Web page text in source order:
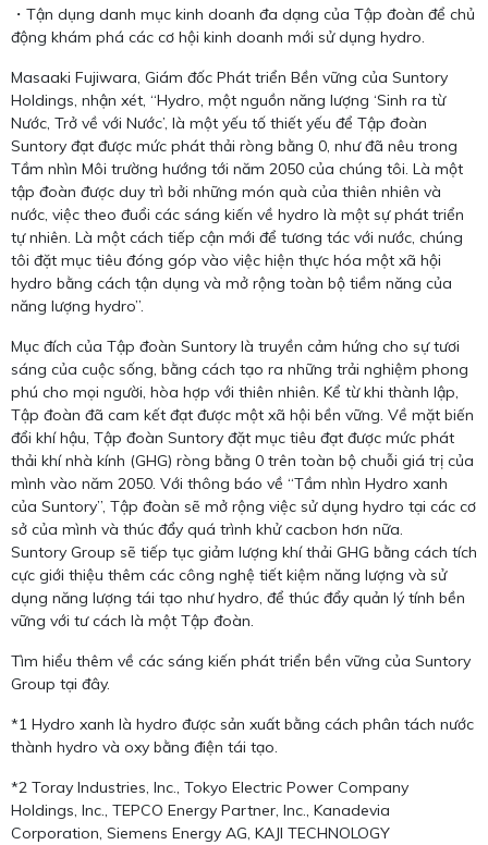
・Tận dụng danh mục kinh doanh đa dạng của Tập đoàn để chủ
động khám phá các cơ hội kinh doanh mới sử dụng hydro.
Masaaki Fujiwara, Giám đốc Phát triển Bền vững của Suntory
Holdings, nhận xét, “Hydro, một nguồn năng lượng ‘Sinh ra từ
Nước, Trở về với Nước’, là một yếu tố thiết yếu để Tập đoàn
Suntory đạt được mức phát thải ròng bằng 0, như đã nêu trong
Tầm nhìn Môi trường hướng tới năm 2050 của chúng tôi. Là một
tập đoàn được duy trì bởi những món quà của thiên nhiên và
nước, việc theo đuổi các sáng kiến ​​về hydro là một sự phát triển
tự nhiên. Là một cách tiếp cận mới để tương tác với nước, chúng
tôi đặt mục tiêu đóng góp vào việc hiện thực hóa một xã hội
hydro bằng cách tận dụng và mở rộng toàn bộ tiềm năng của
năng lượng hydro”.
Mục đích của Tập đoàn Suntory là truyền cảm hứng cho sự tươi
sáng của cuộc sống, bằng cách tạo ra những trải nghiệm phong
phú cho mọi người, hòa hợp với thiên nhiên. Kể từ khi thành lập,
Tập đoàn đã cam kết đạt được một xã hội bền vững. Về mặt biến
đổi khí hậu, Tập đoàn Suntory đặt mục tiêu đạt được mức phát
thải khí nhà kính (GHG) ròng bằng 0 trên toàn bộ chuỗi giá trị của
mình vào năm 2050. Với thông báo về “Tầm nhìn Hydro xanh
của Suntory”, Tập đoàn sẽ mở rộng việc sử dụng hydro tại các cơ
sở của mình và thúc đẩy quá trình khử cacbon hơn nữa.
Suntory Group sẽ tiếp tục giảm lượng khí thải GHG bằng cách tích
cực giới thiệu thêm các công nghệ tiết kiệm năng lượng và sử
dụng năng lượng tái tạo như hydro, để thúc đẩy quản lý tính bền
vững với tư cách là một Tập đoàn.
Tìm hiểu thêm về các sáng kiến ​​phát triển bền vững của Suntory
Group tại đây.
*1 Hydro xanh là hydro được sản xuất bằng cách phân tách nước
thành hydro và oxy bằng điện tái tạo.
*2 Toray Industries, Inc., Tokyo Electric Power Company
Holdings, Inc., TEPCO Energy Partner, Inc., Kanadevia
Corporation, Siemens Energy AG, KAJI TECHNOLOGY